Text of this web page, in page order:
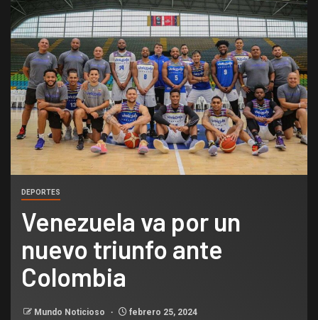
DEPORTES
Venezuela va por un
nuevo triunfo ante
Colombia
Mundo Noticioso febrero 25, 2024